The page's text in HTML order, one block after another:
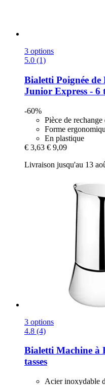
3 options
5.0 (1)
Bialetti Poignée
Junior Express -​ 6
-60%
Pièce de
Forme
En plastique
€ 3,63 € 9,09
Livraison jusqu'au 13
3 options
4.8 (4)
Bialetti Machine à
tasses
Acier inoxydable